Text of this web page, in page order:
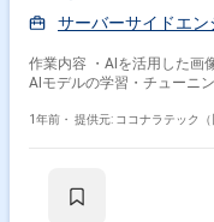
サーバーサイドエン
作業内容 ・AIを活用した画
AIモデルの学習・チューニ
1年前・ 提供元: ココナラテック